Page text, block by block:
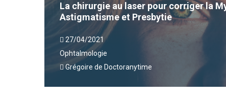
La chirurgie au laser pour corriger la
Astigmatisme et Presbytie
27/04/2021
Ophtalmologie
Grégoire de Doctoranytime